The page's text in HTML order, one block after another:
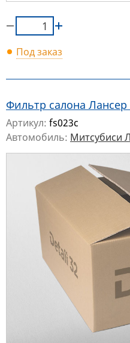
Под заказ
Фильтр салона Лансер
Артикул: fs023c
Автомобиль: Митсубиси